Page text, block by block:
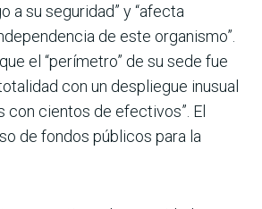
a su seguridad” y “afecta
de este organismo”.
el “perímetro” de su sede fue
con un despliegue inusual
con cientos de efectivos”. El
de fondos públicos para la